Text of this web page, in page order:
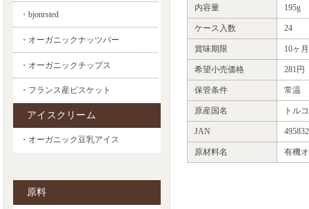
・bjonrsted
・オーガニックナッツバー
・オーガニックチップス
・フランス産ビスケット
アイスクリーム
・オーガニック豆乳アイス
原料
内容量 195g
ケース入数 24
賞味期限 10ヶ月
希望小売価格 281円
保管条件 常温
原産国名 トルコ
JAN
原材料名 有機